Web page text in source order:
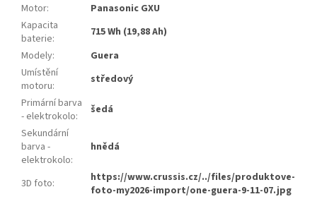
Motor:
Panasonic GXU
Kapacita
baterie:
715 Wh (19,88 Ah)
Modely:
Guera
Umístění
motoru:
středový
Primární barva
- elektrokolo:
šedá
Sekundární
barva -
elektrokolo:
hnědá
3D foto:
https://www.crussis.cz/../files/produktove-
foto-my2026-import/one-guera-9-11-07.jpg